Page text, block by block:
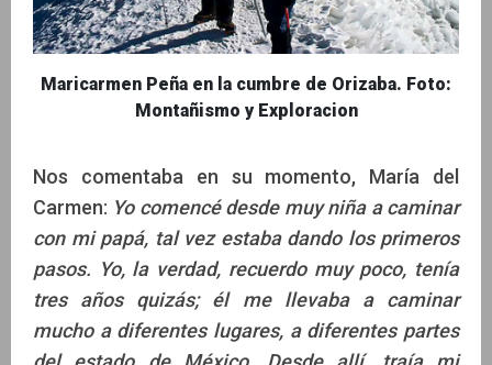
Maricarmen Peña en la cumbre de Orizaba. Foto:
Montañismo y Exploracion
Nos comentaba en su momento, María del
Carmen: Yo comencé desde muy niña a caminar
con mi papá, tal vez estaba dando los primeros
pasos. Yo, la verdad, recuerdo muy poco, tenía
tres años quizás; él me llevaba a caminar
mucho a diferentes lugares, a diferentes partes